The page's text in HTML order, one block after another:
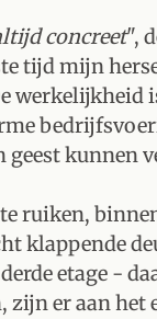
concreet",
tijd mijn
werkelijkheid
kunnen
ruiken,
klappende
etage -
er aan het